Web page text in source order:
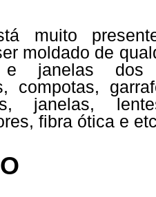
muito
moldado de
janelas dos
compotas,
janelas,
fibra ótica e